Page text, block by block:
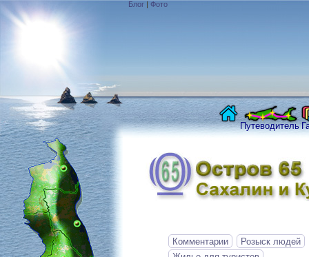
Блог | Фото
Путеводитель
Комментарии
Розыск людей